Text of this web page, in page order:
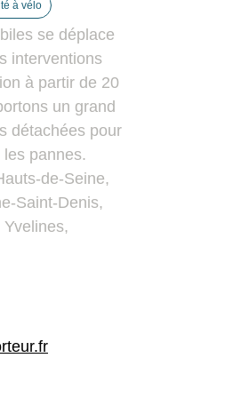
à vélo
se déplace
interventions
à partir de 20
un grand
détachées pour
pannes.
de-Seine,
Saint-Denis,
Yvelines,